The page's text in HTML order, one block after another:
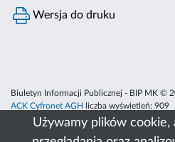
Używamy plików cookie,
Wersja do druku
Biuletyn Informacji Publicznej - BIP MK ©
ACK Cyfronet AGH
liczba wyświetleń: 909